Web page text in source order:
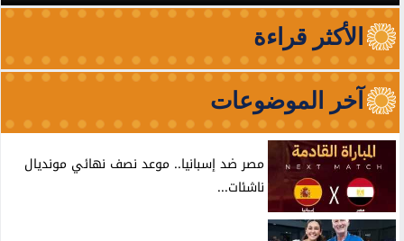
الأكثر قراءة
آخر الموضوعات
مصر ضد إسبانيا.. موعد نصف نهائي مونديال
ناشئات...